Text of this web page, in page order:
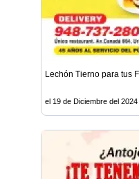
Lechón Tierno para tus
el 19 de Diciembre del 2024